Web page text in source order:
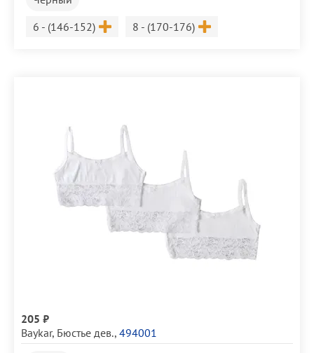
Размер
6 - (146-152) Размер
8 - (170-176)
205 ₽
Baykar, Бюстье дев., 494001